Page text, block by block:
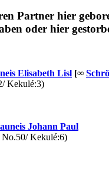
Partner hier
oder hier
Elisabeth Lisl [∞
Kekulé:3)
Johann Paul
Kekulé:6)